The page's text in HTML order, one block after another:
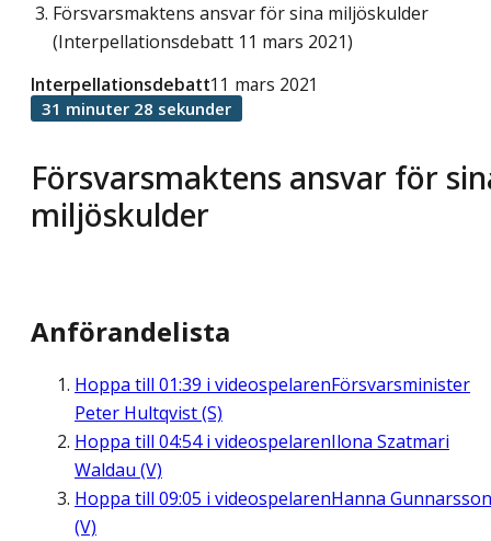
Försvarsmaktens ansvar för sina miljöskulder
(Interpellationsdebatt 11 mars 2021)
Försvarsmaktens ansvar för
miljöskulder
Interpellationsdebatt11 mars 2021
31 minuter 28 sekunder
Anförandelista
Hoppa till 01:39 i videospelarenFörsvarsminister
Peter Hultqvist (S)
Hoppa till 04:54i videospelarenIlona Szatmari
Waldau (V)
Hoppa till 09:05 i videospelarenHanna Gunnarsson
(V)